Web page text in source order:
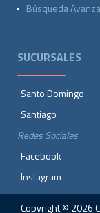
Búsqueda
SUCURSALES
Santo Domingo
Santiago
Redes Sociales
Facebook
Instagram
Copyright © 2026